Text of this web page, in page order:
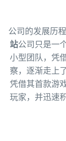
公司的发展历
站公司只是一
小型团队，凭
察，逐渐走上
凭借其首款游
玩家，并迅速